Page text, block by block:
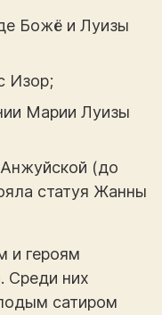
Божё и Луизы
Изор;
Марии Луизы
(до
статуя Жанны
и героям
Среди них
сатиром